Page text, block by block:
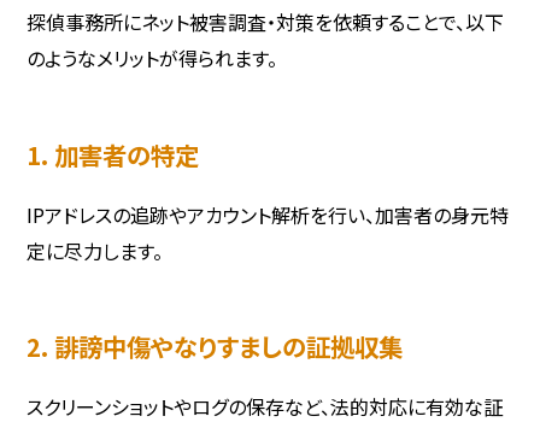
探偵事務所にネット被害調査・対策を依頼することで、以下
のようなメリットが得られます。
1. 加害者の特定
IPアドレスの追跡やアカウント解析を行い、加害者の身元特
定に尽力します。
2. 誹謗中傷やなりすましの証拠収集
スクリーンショットやログの保存など、法的対応に有効な証